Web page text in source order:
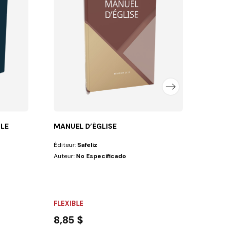
MANUEL D’ÉGLISE
Éditeur:Safeliz
Auteur: No Especificado
FLEXIBLE
8,85 $